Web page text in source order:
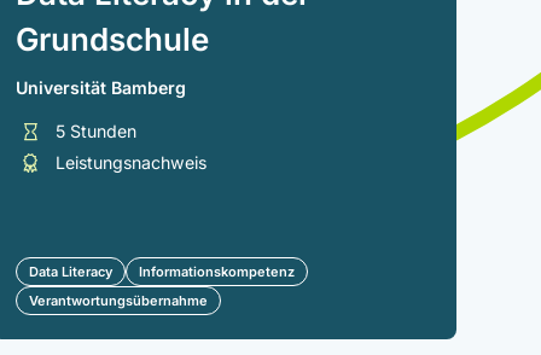
Grundschule
Universität Bamberg
5 Stunden
Leistungsnachweis
Data Literacy
Informationskompetenz
Verantwortungsübernahme